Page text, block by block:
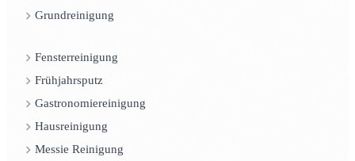
Grundreinigung
Fensterreinigung
Frühjahrsputz
Gastronomiereinigung
Hausreinigung
Messie Reinigung